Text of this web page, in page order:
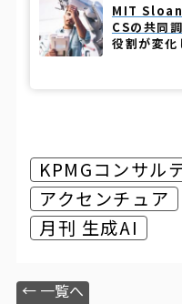
MIT
CSの共同
役割が変
KPMGコンサル
アクセンチュア
月刊 生成AI
← 一覧へ